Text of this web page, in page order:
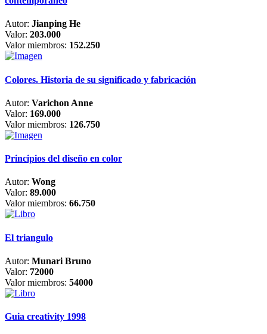
Autor: Jianping He
Valor: 203.000
Valor miembros: 152.250
Colores. Historia de su significado y fabricación
Autor: Varichon Anne
Valor: 169.000
Valor miembros: 126.750
Principios del diseño en color
Autor: Wong
Valor: 89.000
Valor miembros: 66.750
El triangulo
Autor: Munari Bruno
Valor: 72000
Valor miembros: 54000
Guia creativity 1998